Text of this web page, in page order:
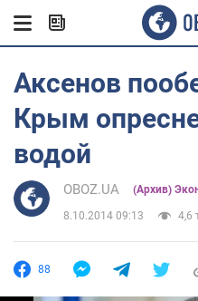
Аксенов
Крым
водой
OBOZ.UA (Архив)
8.10.2014 09:13 4,6
88